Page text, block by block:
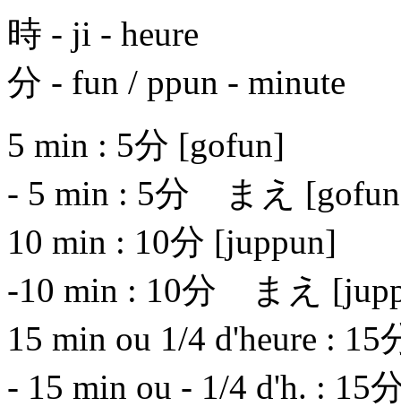
時 - ji - heure
分 - fun / ppun - minute
5 min : 5分 [gofun]
- 5 min : 5分 まえ [gofun
10 min : 10分 [juppun]
-10 min : 10分 まえ
15 min ou 1/4 d'heure :
- 15 min ou - 1/4 d'h. : 15